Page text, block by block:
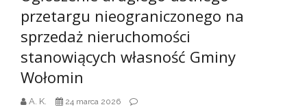
przetargu nieograniczonego na
sprzedaż nieruchomości
stanowiących własność Gminy
Wołomin
A. K. 24 marca 2026